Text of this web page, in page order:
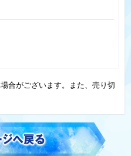
合がございます。また、売り切